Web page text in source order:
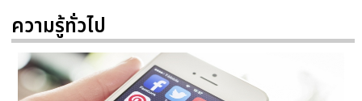
ความรู้ทั่วไป